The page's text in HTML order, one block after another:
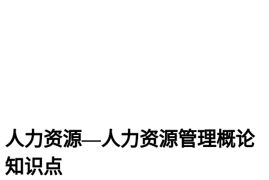
人力资源—人力资源管理概论
知识点